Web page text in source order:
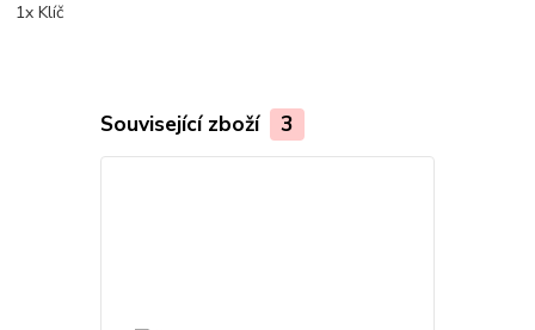
1x Klíč
Související zboží 3